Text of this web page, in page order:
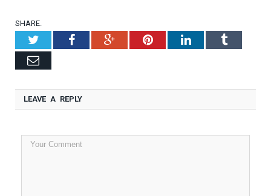
SHARE.
TwitterFacebookGoogle+PinterestLinkedInTumblr
Email
LEAVE A REPLY